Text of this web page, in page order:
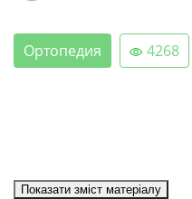
Ортопедия 4268
Показати зміст матеріалу